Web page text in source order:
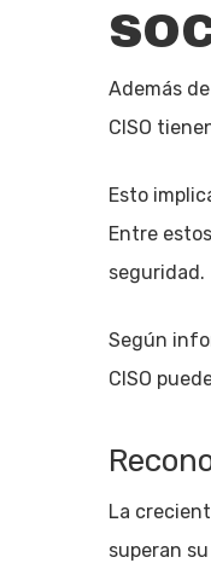
Además
CISO
Esto
Entre
seguridad.
Según
CISO
La
superan